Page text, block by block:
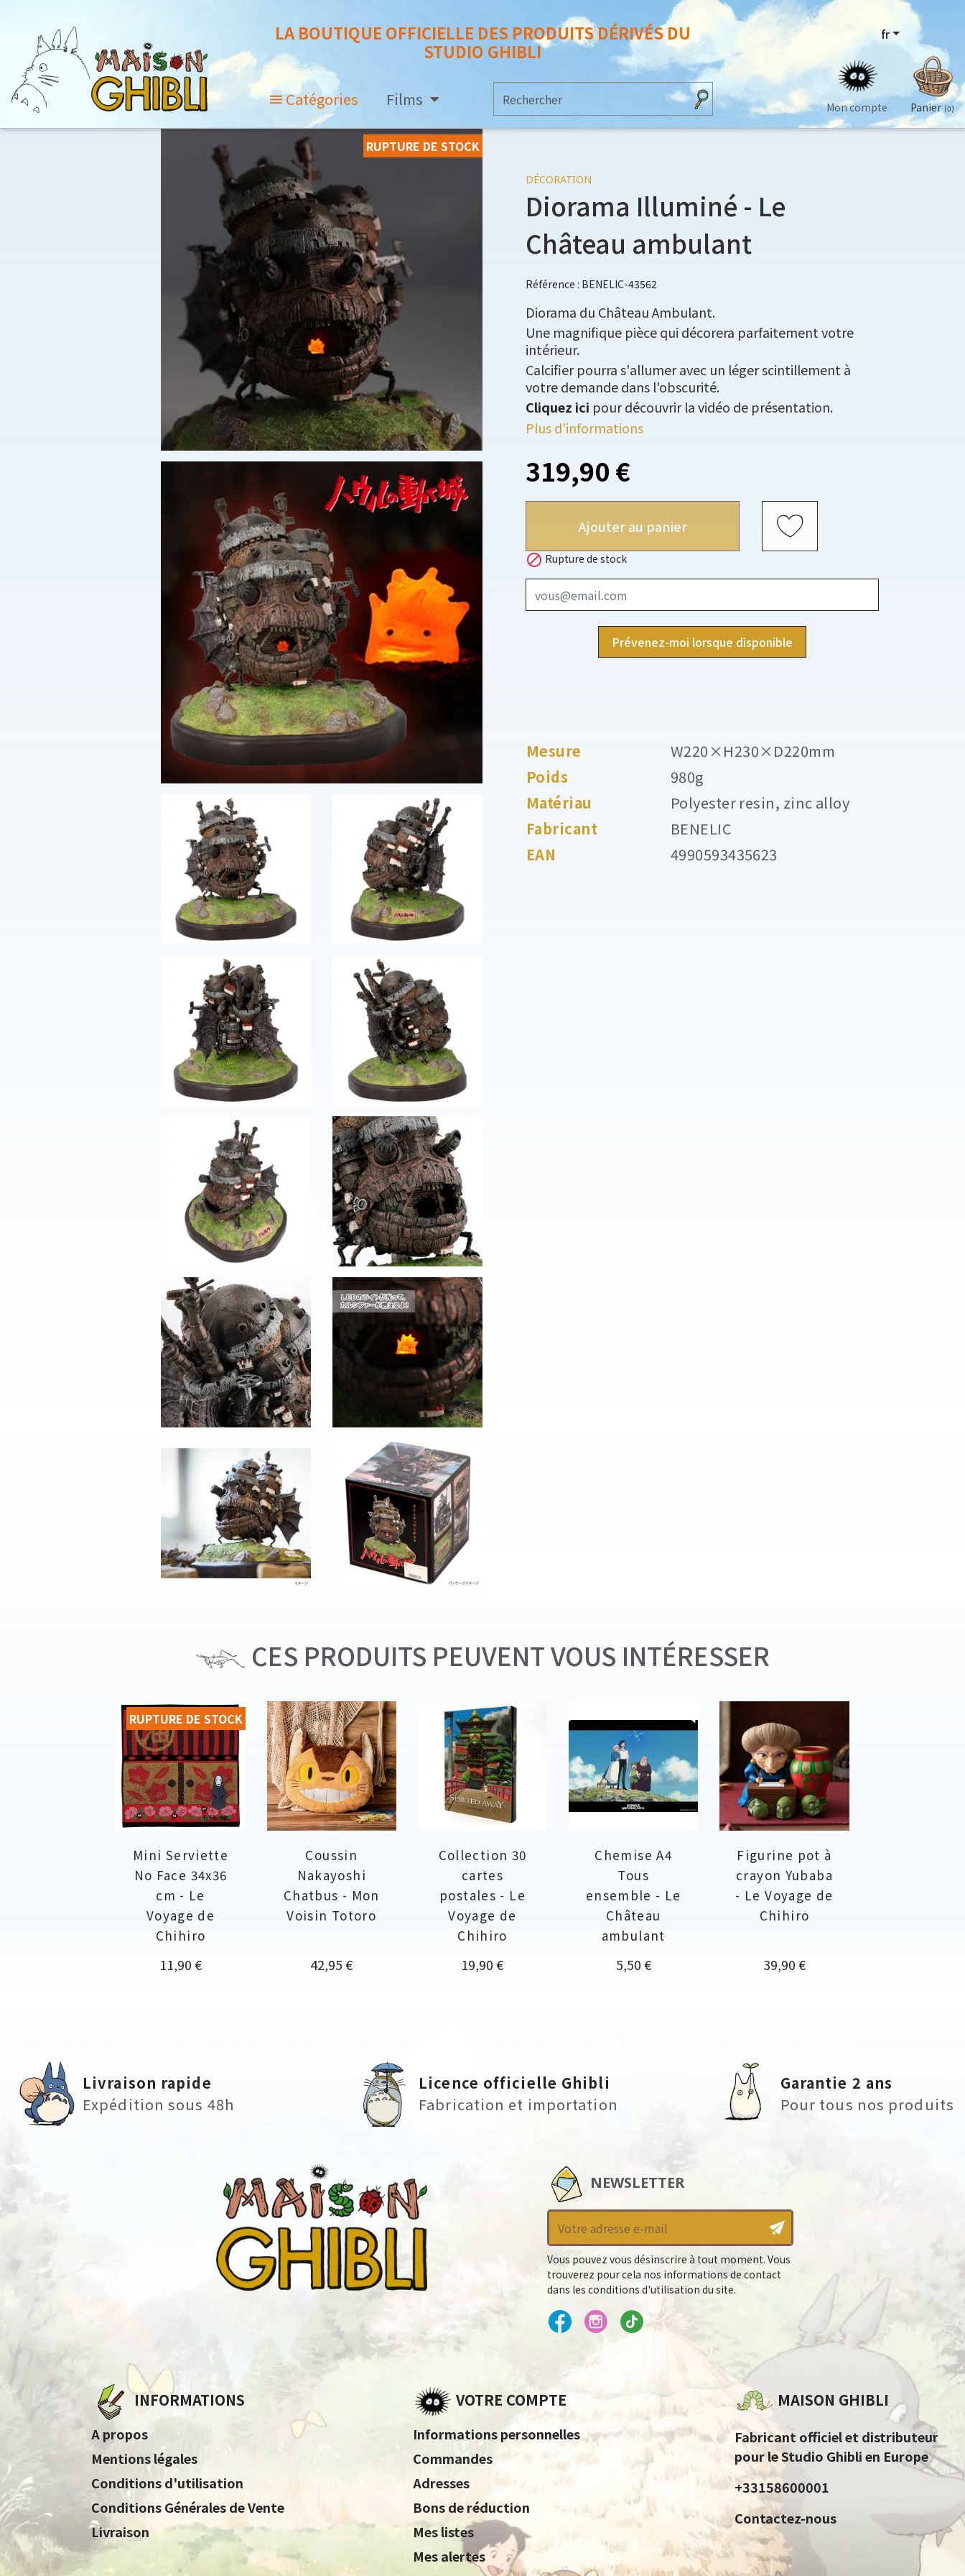
LA BOUTIQUE OFFICIELLE DES PRODUITS DÉRIVÉS DU
STUDIO GHIBLI
Catégories Films
fr
Mon compte Panier (0)
RUPTURE DE STOCK
DÉCORATION
Diorama Illuminé - Le
Château ambulant
Référence : BENELIC-43562
Diorama du Château Ambulant.
Une magnifique pièce qui décorera parfaitement votre
intérieur.
Calcifier pourra s'allumer avec un léger scintillement à
votre demande dans l'obscurité.
Cliquez ici pour découvrir la vidéo de présentation.
Plus d'informations
319,90 €
Ajouter au panier
 Rupture de stock
Prévenez-moi lorsque disponible
Mesure
W220×H230×D220mm
Poids
980g
Matériau
Polyester resin, zinc alloy
Fabricant
BENELIC
EAN
4990593435623
CES PRODUITS PEUVENT VOUS INTÉRESSER
Mini Serviette
No Face 34x36
cm - Le
Voyage de
Chihiro
Prix
11,90 €
RUPTURE DE STOCK
Coussin
Nakayoshi
Chatbus - Mon
Voisin Totoro
Prix
42,95 €
Collection 30
cartes
postales - Le
Voyage de
Chihiro
Prix
19,90 €
Chemise A4
Tous
ensemble - Le
Château
ambulant
Prix
5,50 €
Figurine pot à
crayon Yubaba
- Le Voyage de
Chihiro
Prix
39,90 €
Livraison rapide
Expédition sous 48h
Licence officielle Ghibli
Fabrication et importation
Garantie 2 ans
Pour tous nos produits
NEWSLETTER
Vous pouvez vous désinscrire à tout moment. Vous
trouverez pour cela nos informations de contact
dans les conditions d'utilisation du site.
INFORMATIONS
A propos
Mentions légales
Conditions d'utilisation
Conditions Générales de Vente
Livraison
VOTRE COMPTE
Informations personnelles
Commandes
Adresses
Bons de réduction
Mes listes
Mes alertes
MAISON GHIBLI
Fabricant officiel et distributeur
pour le Studio Ghibli en Europe
+33158600001
Contactez-nous